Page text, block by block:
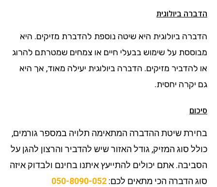
הדברה ביולוגית
הדברה ביולוגית היא שיטה נוספת להדברת מזיקים. היא
מבוססת על שימוש בבעלי חיים או צמחים שמטרתם להרוג
או להדביר מזיקים. הדברה ביולוגית יעילה מאוד, אך היא
גם יקרה יחסית.
סיכום
בחירת שיטת ההדברה המתאימה תלויה במספר גורמים,
כולל סוג המזיק, גודל האזור שיש להדביר והרצון להגן על
הסביבה. אתם יכולים להתייעץ איתנו בחינם ולבדוק איזה
סוג הדברה הכי מתאים לכם: 050-8090-052